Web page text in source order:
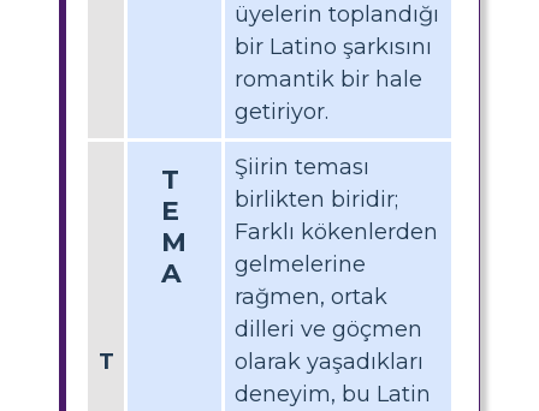
üyelerin toplandığı
bir Latino şarkısını
romantik bir hale
getiriyor.
T
T
E
M
A
Şiirin teması
birlikten biridir;
Farklı kökenlerden
gelmelerine
rağmen, ortak
dilleri ve göçmen
olarak yaşadıkları
deneyim, bu Latin